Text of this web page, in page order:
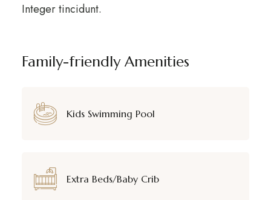
Integer tincidunt.
Family-friendly Amenities
Kids Swimming Pool
Extra Beds/Baby Crib